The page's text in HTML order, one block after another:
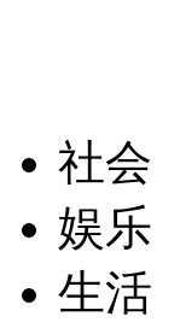
社会
娱乐
生活